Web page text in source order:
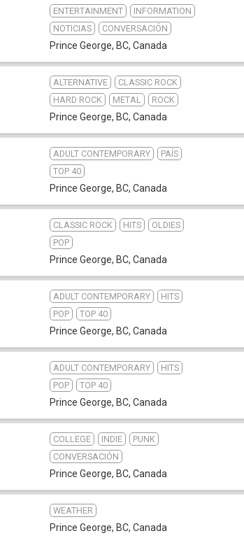
ENTERTAINMENT
INFORMATION
NOTICIAS
CONVERSACIÓN
Prince George, BC, Canada
ALTERNATIVE
CLASSIC ROCK
HARD ROCK
METAL ROCK
Prince George, BC, Canada
ADULT CONTEMPORARY
PAÍS
TOP 40
Prince George, BC, Canada
CLASSIC ROCK HITS
OLDIES
POP
Prince George, BC, Canada
ADULT CONTEMPORARY
HITS
POP
TOP 40
Prince George, BC, Canada
ADULT CONTEMPORARY
HITS
POP
TOP 40
Prince George, BC, Canada
COLLEGE INDIE
PUNK
CONVERSACIÓN
Prince George, BC, Canada
WEATHER
Prince George, BC, Canada